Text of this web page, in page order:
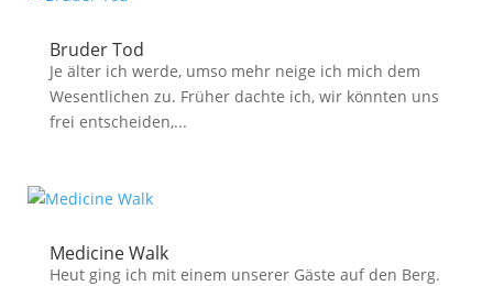
Bruder Tod
Je älter ich werde, umso mehr neige ich mich dem
Wesentlichen zu. Früher dachte ich, wir könnten uns
frei entscheiden,...
Medicine Walk
Heut ging ich mit einem unserer Gäste auf den Berg.